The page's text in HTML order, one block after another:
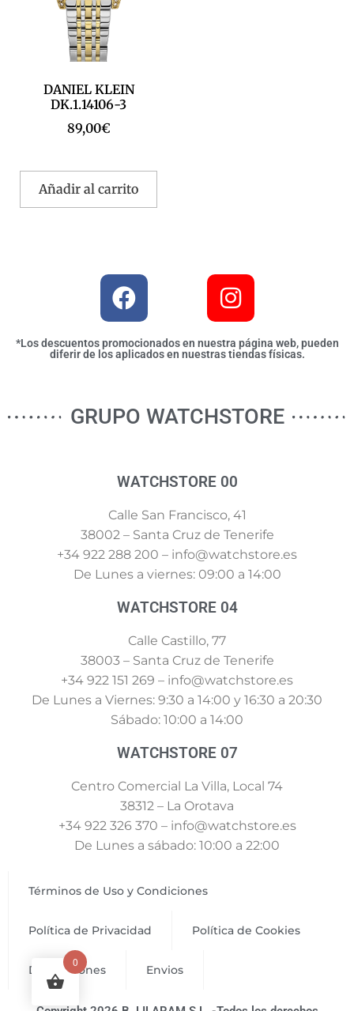
DANIEL KLEIN
DK.1.14106-3
89,00€
Añadir al carrito
*Los descuentos promocionados en nuestra página web, pueden
diferir de los aplicados en nuestras tiendas físicas.
GRUPO WATCHSTORE
WATCHSTORE 00
Calle San Francisco, 41
38002 – Santa Cruz de Tenerife
+34 922 288 200 – info@watchstore.es
De Lunes a viernes: 09:00 a 14:00
WATCHSTORE 04
Calle Castillo, 77
38003 – Santa Cruz de Tenerife
+34 922 151 269 – info@watchstore.es
De Lunes a Viernes: 9:30 a 14:00 y 16:30 a 20:30
Sábado: 10:00 a 14:00
WATCHSTORE 07
Centro Comercial La Villa, Local 74
38312 – La Orotava
+34 922 326 370 – info@watchstore.es
De Lunes a sábado: 10:00 a 22:00
Términos de Uso y Condiciones
Política de Privacidad Política de Cookies
Devoluciones Envios
0